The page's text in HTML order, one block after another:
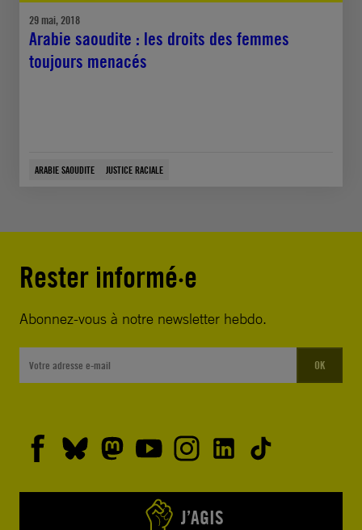
29 mai, 2018
Arabie saoudite : les droits des femmes
toujours menacés
ARABIE SAOUDITE JUSTICE RACIALE
Rester informé·e
Abonnez-vous à notre newsletter hebdo.
OK
J’AGIS